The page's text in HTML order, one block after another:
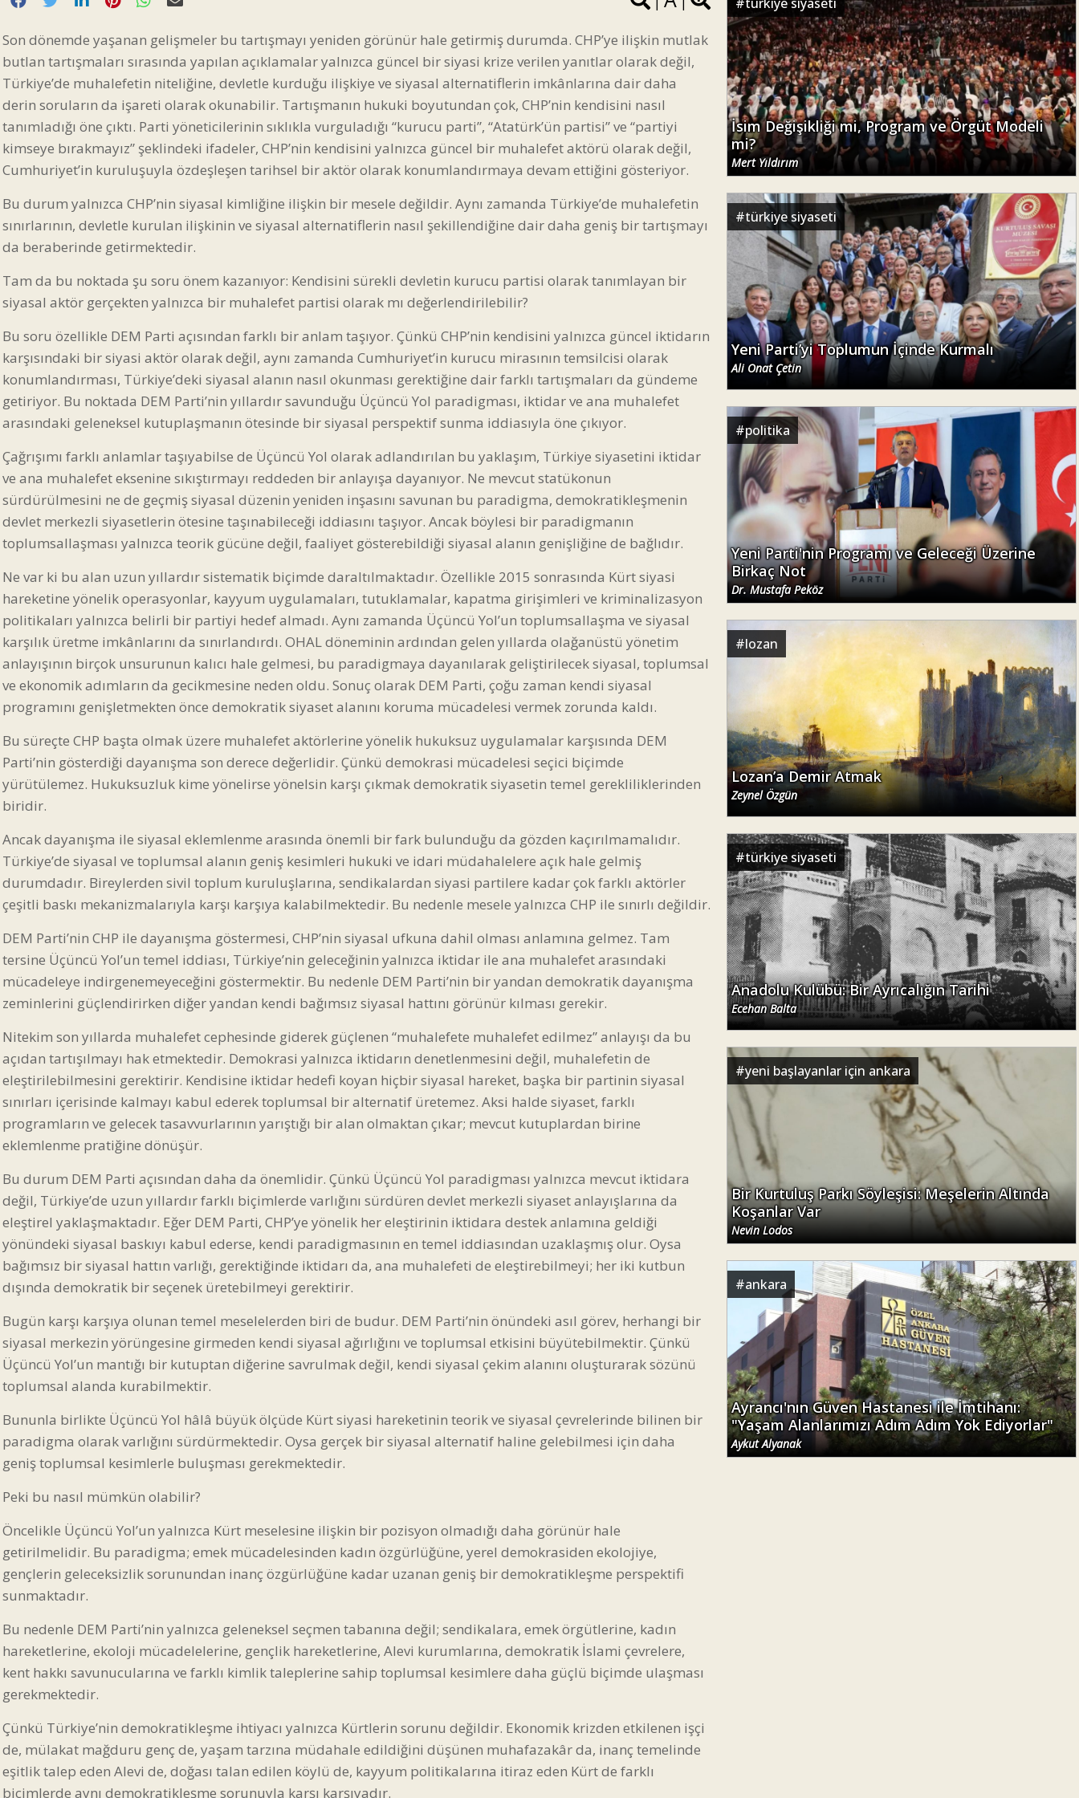
Son dönemde yaşanan gelişmeler bu tartışmayı yeniden görünür hale getirmiş durumda. CHP’ye ilişkin mutlak
butlan tartışmaları sırasında yapılan açıklamalar yalnızca güncel bir siyasi krize verilen yanıtlar olarak değil,
Türkiye’de muhalefetin niteliğine, devletle kurduğu ilişkiye ve siyasal alternatiflerin imkânlarına dair daha
derin soruların da işareti olarak okunabilir. Tartışmanın hukuki boyutundan çok, CHP’nin kendisini nasıl
tanımladığı öne çıktı. Parti yöneticilerinin sıklıkla vurguladığı “kurucu parti”, “Atatürk’ün partisi” ve “partiyi
kimseye bırakmayız” şeklindeki ifadeler, CHP’nin kendisini yalnızca güncel bir muhalefet aktörü olarak değil,
Cumhuriyet’in kuruluşuyla özdeşleşen tarihsel bir aktör olarak konumlandırmaya devam ettiğini gösteriyor.
Bu durum yalnızca CHP’nin siyasal kimliğine ilişkin bir mesele değildir. Aynı zamanda Türkiye’de muhalefetin
sınırlarının, devletle kurulan ilişkinin ve siyasal alternatiflerin nasıl şekillendiğine dair daha geniş bir tartışmayı
da beraberinde getirmektedir.
Tam da bu noktada şu soru önem kazanıyor: Kendisini sürekli devletin kurucu partisi olarak tanımlayan bir
siyasal aktör gerçekten yalnızca bir muhalefet partisi olarak mı değerlendirilebilir?
Bu soru özellikle DEM Parti açısından farklı bir anlam taşıyor. Çünkü CHP’nin kendisini yalnızca güncel iktidarın
karşısındaki bir siyasi aktör olarak değil, aynı zamanda Cumhuriyet’in kurucu mirasının temsilcisi olarak
konumlandırması, Türkiye’deki siyasal alanın nasıl okunması gerektiğine dair farklı tartışmaları da gündeme
getiriyor. Bu noktada DEM Parti’nin yıllardır savunduğu Üçüncü Yol paradigması, iktidar ve ana muhalefet
arasındaki geleneksel kutuplaşmanın ötesinde bir siyasal perspektif sunma iddiasıyla öne çıkıyor.
Çağrışımı farklı anlamlar taşıyabilse de Üçüncü Yol olarak adlandırılan bu yaklaşım, Türkiye siyasetini iktidar
ve ana muhalefet eksenine sıkıştırmayı reddeden bir anlayışa dayanıyor. Ne mevcut statükonun
sürdürülmesini ne de geçmiş siyasal düzenin yeniden inşasını savunan bu paradigma, demokratikleşmenin
devlet merkezli siyasetlerin ötesine taşınabileceği iddiasını taşıyor. Ancak böylesi bir paradigmanın
toplumsallaşması yalnızca teorik gücüne değil, faaliyet gösterebildiği siyasal alanın genişliğine de bağlıdır.
Ne var ki bu alan uzun yıllardır sistematik biçimde daraltılmaktadır. Özellikle 2015 sonrasında Kürt siyasi
hareketine yönelik operasyonlar, kayyum uygulamaları, tutuklamalar, kapatma girişimleri ve kriminalizasyon
politikaları yalnızca belirli bir partiyi hedef almadı. Aynı zamanda Üçüncü Yol’un toplumsallaşma ve siyasal
karşılık üretme imkânlarını da sınırlandırdı. OHAL döneminin ardından gelen yıllarda olağanüstü yönetim
anlayışının birçok unsurunun kalıcı hale gelmesi, bu paradigmaya dayanılarak geliştirilecek siyasal, toplumsal
ve ekonomik adımların da gecikmesine neden oldu. Sonuç olarak DEM Parti, çoğu zaman kendi siyasal
programını genişletmekten önce demokratik siyaset alanını koruma mücadelesi vermek zorunda kaldı.
Bu süreçte CHP başta olmak üzere muhalefet aktörlerine yönelik hukuksuz uygulamalar karşısında DEM
Parti’nin gösterdiği dayanışma son derece değerlidir. Çünkü demokrasi mücadelesi seçici biçimde
yürütülemez. Hukuksuzluk kime yönelirse yönelsin karşı çıkmak demokratik siyasetin temel gerekliliklerinden
biridir.
Ancak dayanışma ile siyasal eklemlenme arasında önemli bir fark bulunduğu da gözden kaçırılmamalıdır.
Türkiye’de siyasal ve toplumsal alanın geniş kesimleri hukuki ve idari müdahalelere açık hale gelmiş
durumdadır. Bireylerden sivil toplum kuruluşlarına, sendikalardan siyasi partilere kadar çok farklı aktörler
çeşitli baskı mekanizmalarıyla karşı karşıya kalabilmektedir. Bu nedenle mesele yalnızca CHP ile sınırlı değildir.
DEM Parti’nin CHP ile dayanışma göstermesi, CHP’nin siyasal ufkuna dahil olması anlamına gelmez. Tam
tersine Üçüncü Yol’un temel iddiası, Türkiye’nin geleceğinin yalnızca iktidar ile ana muhalefet arasındaki
mücadeleye indirgenemeyeceğini göstermektir. Bu nedenle DEM Parti’nin bir yandan demokratik dayanışma
zeminlerini güçlendirirken diğer yandan kendi bağımsız siyasal hattını görünür kılması gerekir.
Nitekim son yıllarda muhalefet cephesinde giderek güçlenen “muhalefete muhalefet edilmez” anlayışı da bu
açıdan tartışılmayı hak etmektedir. Demokrasi yalnızca iktidarın denetlenmesini değil, muhalefetin de
eleştirilebilmesini gerektirir. Kendisine iktidar hedefi koyan hiçbir siyasal hareket, başka bir partinin siyasal
sınırları içerisinde kalmayı kabul ederek toplumsal bir alternatif üretemez. Aksi halde siyaset, farklı
programların ve gelecek tasavvurlarının yarıştığı bir alan olmaktan çıkar; mevcut kutuplardan birine
eklemlenme pratiğine dönüşür.
Bu durum DEM Parti açısından daha da önemlidir. Çünkü Üçüncü Yol paradigması yalnızca mevcut iktidara
değil, Türkiye’de uzun yıllardır farklı biçimlerde varlığını sürdüren devlet merkezli siyaset anlayışlarına da
eleştirel yaklaşmaktadır. Eğer DEM Parti, CHP’ye yönelik her eleştirinin iktidara destek anlamına geldiği
yönündeki siyasal baskıyı kabul ederse, kendi paradigmasının en temel iddiasından uzaklaşmış olur. Oysa
bağımsız bir siyasal hattın varlığı, gerektiğinde iktidarı da, ana muhalefeti de eleştirebilmeyi; her iki kutbun
dışında demokratik bir seçenek üretebilmeyi gerektirir.
Bugün karşı karşıya olunan temel meselelerden biri de budur. DEM Parti’nin önündeki asıl görev, herhangi bir
siyasal merkezin yörüngesine girmeden kendi siyasal ağırlığını ve toplumsal etkisini büyütebilmektir. Çünkü
Üçüncü Yol’un mantığı bir kutuptan diğerine savrulmak değil, kendi siyasal çekim alanını oluşturarak sözünü
toplumsal alanda kurabilmektir.
Bununla birlikte Üçüncü Yol hâlâ büyük ölçüde Kürt siyasi hareketinin teorik ve siyasal çevrelerinde bilinen bir
paradigma olarak varlığını sürdürmektedir. Oysa gerçek bir siyasal alternatif haline gelebilmesi için daha
geniş toplumsal kesimlerle buluşması gerekmektedir.
Peki bu nasıl mümkün olabilir?
Öncelikle Üçüncü Yol’un yalnızca Kürt meselesine ilişkin bir pozisyon olmadığı daha görünür hale
getirilmelidir. Bu paradigma; emek mücadelesinden kadın özgürlüğüne, yerel demokrasiden ekolojiye,
gençlerin geleceksizlik sorunundan inanç özgürlüğüne kadar uzanan geniş bir demokratikleşme perspektifi
sunmaktadır.
Bu nedenle DEM Parti’nin yalnızca geleneksel seçmen tabanına değil; sendikalara, emek örgütlerine, kadın
hareketlerine, ekoloji mücadelelerine, gençlik hareketlerine, Alevi kurumlarına, demokratik İslami çevrelere,
kent hakkı savunucularına ve farklı kimlik taleplerine sahip toplumsal kesimlere daha güçlü biçimde ulaşması
gerekmektedir.
Çünkü Türkiye’nin demokratikleşme ihtiyacı yalnızca Kürtlerin sorunu değildir. Ekonomik krizden etkilenen işçi
de, mülakat mağduru genç de, yaşam tarzına müdahale edildiğini düşünen muhafazakâr da, inanç temelinde
eşitlik talep eden Alevi de, doğası talan edilen köylü de, kayyum politikalarına itiraz eden Kürt de farklı
biçimlerde aynı demokratikleşme sorunuyla karşı karşıyadır.
İsim Değişikliği mi, Program ve Örgüt Modeli
mi?
Mert Yıldırım
#türkiye siyaseti
Yeni Parti’yi Toplumun İçinde Kurmalı
Ali Onat Çetin
#politika
Yeni Parti'nin Programı ve Geleceği Üzerine
Birkaç Not
Dr. Mustafa Peköz
#lozan
Lozan’a Demir Atmak
Zeynel Özgün
#türkiye siyaseti
Anadolu Kulübü: Bir Ayrıcalığın Tarihi
Ecehan Balta
#yeni başlayanlar için ankara
Bir Kurtuluş Parkı Söyleşisi: Meşelerin Altında
Koşanlar Var
Nevin Lodos
#ankara
Ayrancı'nın Güven Hastanesi ile İmtihanı:
"Yaşam Alanlarımızı Adım Adım Yok Ediyorlar"
Aykut Alyanak